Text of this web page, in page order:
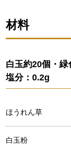
材料
白玉約20個・
塩分：0.2g
ほうれん草
白玉粉